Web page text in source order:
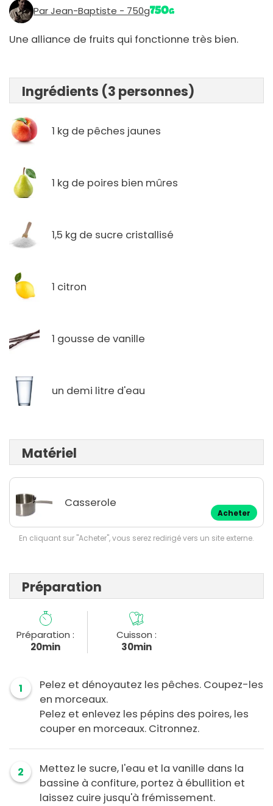
Par Jean-Baptiste - 750g
Une alliance de fruits qui fonctionne très bien.
Ingrédients (3 personnes)
1 kg de pêches jaunes
1 kg de poires bien mûres
1,5 kg de sucre cristallisé
1 citron
1 gousse de vanille
un demi litre d'eau
Matériel
Casserole
Acheter
En cliquant sur "Acheter", vous serez redirigé vers un site externe.
Préparation
Préparation :
20min
Cuisson :
30min
1
Pelez et dénoyautez les pêches. Coupez-les
en morceaux.
Pelez et enlevez les pépins des poires, les
couper en morceaux. Citronnez.
2
Mettez le sucre, l'eau et la vanille dans la
bassine à confiture, portez à ébullition et
laissez cuire jusqu'à frémissement.